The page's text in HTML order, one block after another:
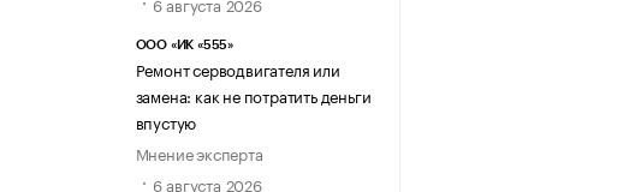
ООО «ИК «555»
Ремонт серводвигателя или
замена: как не потратить деньги
впустую
Мнение эксперта
6 августа 2026